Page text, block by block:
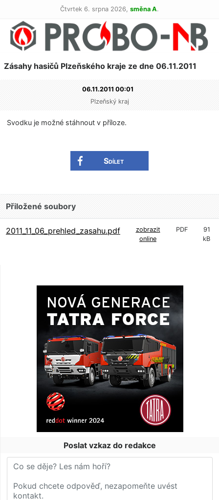
Čtvrtek 6. srpna 2026, směna A.
Zásahy hasičů Plzeňského kraje ze dne 06.11.2011
06.11.2011 00:01
Plzeňský kraj
Svodku je možné stáhnout v příloze.
Sdílet
Přiložené soubory
2011_11_06_prehled_zasahu.pdf
zobrazit
online
PDF
91
kB
Poslat vzkaz do redakce